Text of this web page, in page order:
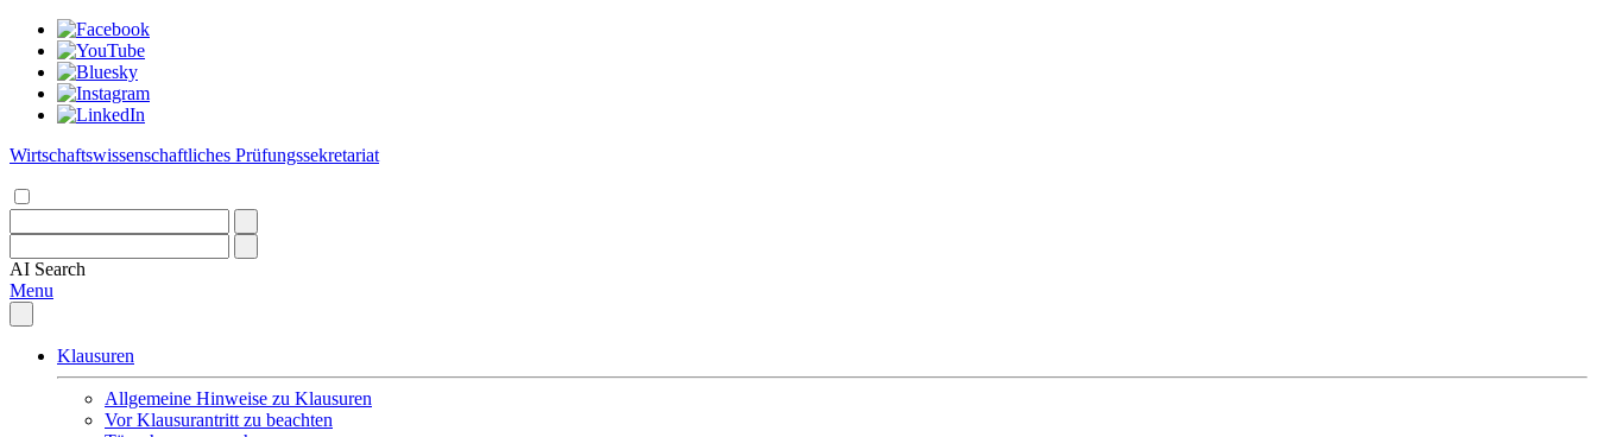
Wirtschaftswissenschaftliches Prüfungssekretariat
AI Search
Menu
Klausuren
Allgemeine Hinweise zu Klausuren
Vor Klausurantritt zu beachten